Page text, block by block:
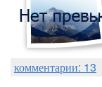
комментарии: 13